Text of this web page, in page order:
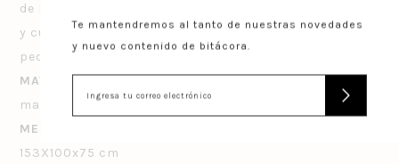
de lujo. Esta es una mesa rústica de patas torneadas
y cubierta con tablones y betas a la vista y posee un
pequeño cajón central.
MATERIALIDAD
madera
MEDIDAS
153X100x75 cm
Te mantendremos al tanto de nuestras novedades
y nuevo contenido de bitácora.